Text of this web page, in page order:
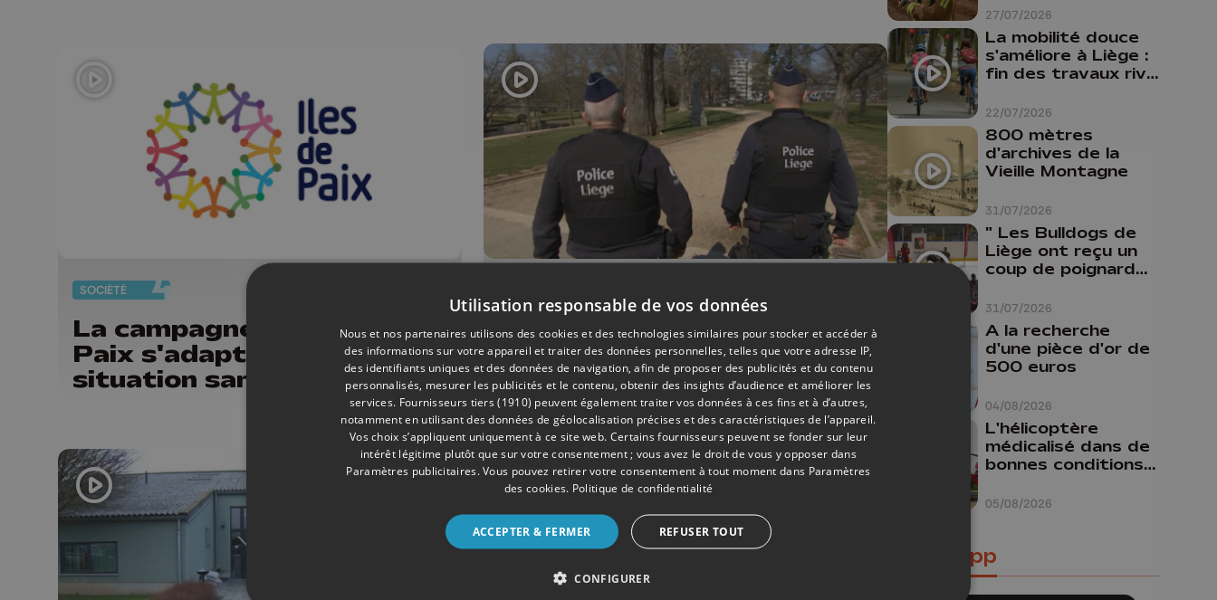
SOCIÉTÉ
La campagne des Iles de
Paix s'adapte à la
situation sanitaire
Patrouilles dans les parcs
pour veiller au respect du
confinement
27/07/2026
province de Liège :
"Un citoyen qui
n'est formé ne
peut pas nous
aider"
22/07/2026
La mobilité douce
s'améliore à Liège :
fin des travaux rive
cyclo-piétonnes
Avroy et
Guillemins...
31/07/2026
800 mètres
d'archives de la
Vieille Montagne
31/07/2026
" Les Bulldogs de
Liège ont reçu un
coup de poignard
04/08/2026
A la recherche
d'une pièce d'or de
500 euros
05/08/2026
L'hélicoptère
médicalisé dans de
bonnes conditions à
Notre app
Utilisation responsable de vos données
Nous et nos partenaires utilisons des cookies et des technologies similaires pour stocker et accéder à
des informations sur votre appareil et traiter des données personnelles, telles que votre adresse IP,
des identifiants uniques et des données de navigation, afin de proposer des publicités et du contenu
personnalisés, mesurer les publicités et le contenu, obtenir des insights d’audience et améliorer les
services. Fournisseurs tiers (1910) peuvent également traiter vos données à ces fins et à d’autres,
notamment en utilisant des données de géolocalisation précises et des caractéristiques de l’appareil.
Vos choix s’appliquent uniquement à ce site web. Certains fournisseurs peuvent se fonder sur leur
intérêt légitime plutôt que sur votre consentement ; vous avez le droit de vous y opposer dans
Paramètres publicitaires. Vous pouvez retirer votre consentement à tout moment dans Paramètres
des cookies. Politique de confidentialité
ACCEPTER & FERMER REFUSER TOUT
CONFIGURER